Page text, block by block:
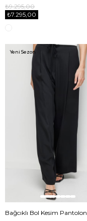
₺7.295,00
₺9.295,00
Bağcıklı Bol Kesim Pantolon
Yeni Sezon